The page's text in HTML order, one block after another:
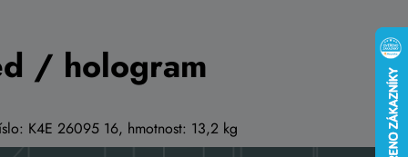
/ hologram
K4E 26095 16, hmotnost: 13,2 kg